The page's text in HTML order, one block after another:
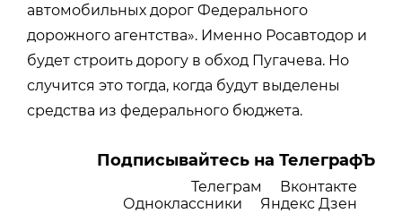
автомобильных дорог Федерального
дорожного агентства». Именно Росавтодор и
будет строить дорогу в обход Пугачева. Но
случится это тогда, когда будут выделены
средства из федерального бюджета.
Подписывайтесь на ТелеграфЪ
Телеграм
Вконтакте
Одноклассники
Яндекс Дзен